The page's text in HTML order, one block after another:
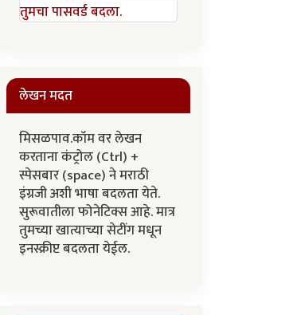
तुमचा पासवर्ड बदला.
लेखन मदत
मिसळपाव.कॉम वर लेखन
करताना कंट्रोल (Ctrl) +
स्पेसबार (space) ने मराठी
इंग्रजी अशी भाषा बदलता येते.
सुरूवातीला फोनेटिक्स आहे. मात्र
तुमच्या खात्याच्या सेटींग मधून
इनस्क्रीप्ट बदलता येईल.